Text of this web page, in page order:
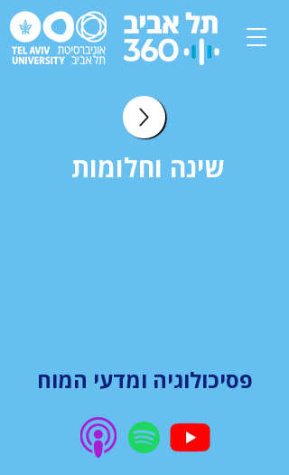
שינה וחלומות
פסיכולוגיה ומדעי המוח